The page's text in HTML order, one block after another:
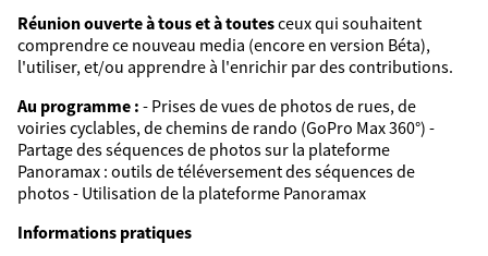
Réunion ouverte à tous et à toutesceux qui souhaitent
comprendre ce nouveau media (encore en version Béta),
l'utiliser, et/ou apprendre à l'enrichir par des contributions.
Au programme : - Prises de vues de photos de rues, de
voiries cyclables, de chemins de rando (GoPro Max 360°) -
Partage des séquences de photos sur la plateforme
Panoramax : outils de téléversement des séquences de
photos - Utilisation de la plateforme Panoramax
Informations pratiques